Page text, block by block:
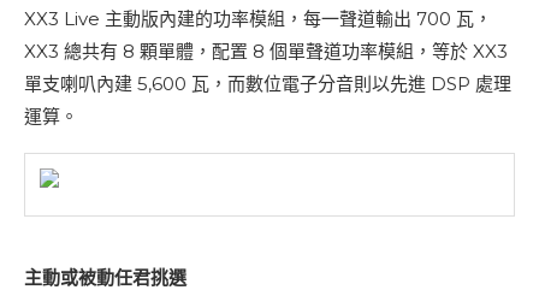
XX3 Live 主動版內建的功率模組，每一聲道輸出 700 瓦，
XX3 總共有 8 顆單體，配置 8 個單聲道功率模組，等於 XX3
單支喇叭內建 5,600 瓦，而數位電子分音則以先進 DSP 處理
運算。
主動或被動任君挑選